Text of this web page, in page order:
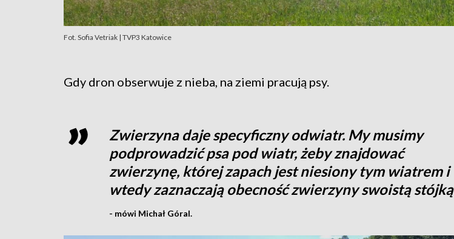
Fot. Sofia Vetriak | TVP3 Katowice
Gdy dron obserwuje z nieba, na ziemi pracują psy.
Zwierzyna daje specyficzny odwiatr. My musimy
podprowadzić psa pod wiatr, żeby znajdować
zwierzynę, której zapach jest niesiony tym wiatrem i
wtedy zaznaczają obecność zwierzyny swoistą stójką
- mówi Michał Góral.